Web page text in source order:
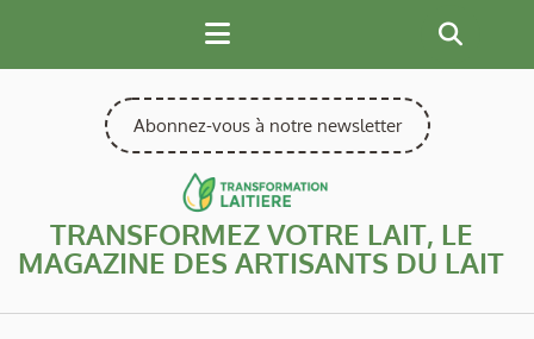
content
Abonnez-vous à notre newsletter
TRANSFORMEZ VOTRE LAIT, LE
MAGAZINE DES ARTISANTS DU LAIT